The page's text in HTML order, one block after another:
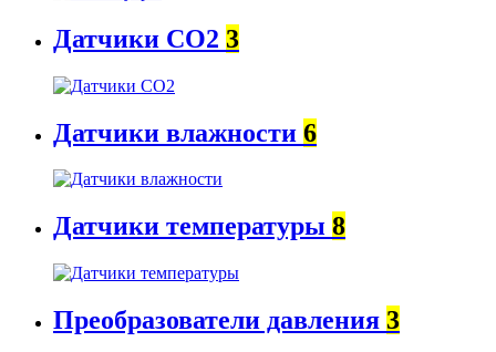
Датчики CO2 3
Датчики влажности 6
Датчики температуры 8
Преобразователи давления 3